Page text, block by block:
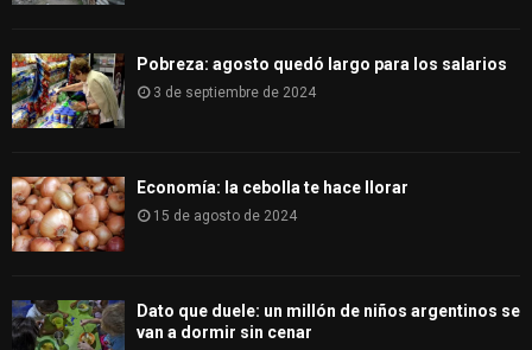
Pobreza: agosto quedó largo para los salarios
3 de septiembre de 2024
Economía: la cebolla te hace llorar
15 de agosto de 2024
Dato que duele: un millón de niños argentinos se
van a dormir sin cenar